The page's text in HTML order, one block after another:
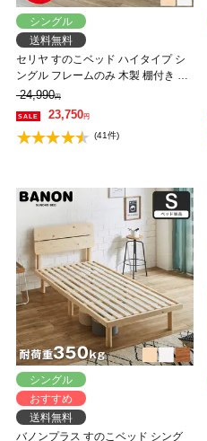
シングル
送料無料
セリヤ すのこベッド ハイタイプ シ
ングル フレームのみ 木製 棚付き 高
さ調節可能 サイドガード付き コン
セント 【大型家具配送】
24,990円
23,750円
(41件)
シングル
おすすめ
送料無料
バノンプラス すのこベッド シング